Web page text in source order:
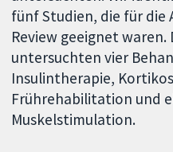
fünf Studien, die für die
Review geeignet waren.
untersuchten vier
Insulintherapie,
Frührehabilitation und
Muskelstimulation.